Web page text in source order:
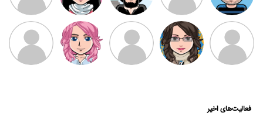
سامان راحمی امیردلتا امیروو ملیکا منتظری عارفه داستانپور
فعالیت‌های اخیر